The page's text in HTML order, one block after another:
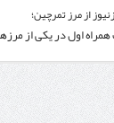
از مرز تمرچین؛
اول در یکی از